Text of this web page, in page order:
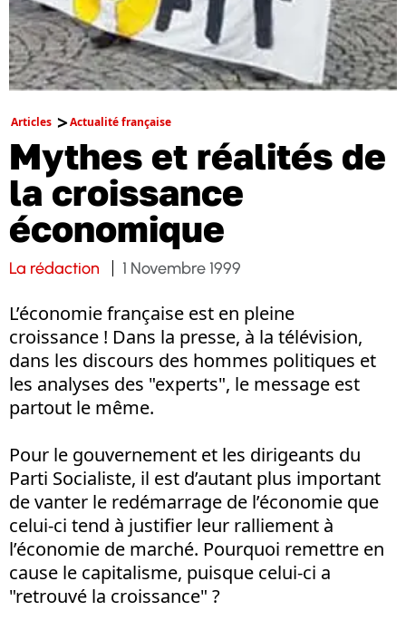
Articles Actualité française
Mythes et réalités de
la croissance
économique
La rédaction 1 Novembre 1999
L’économie française est en pleine
croissance ! Dans la presse, à la télévision,
dans les discours des hommes politiques et
les analyses des "experts", le message est
partout le même.
Pour le gouvernement et les dirigeants du
Parti Socialiste, il est d’autant plus important
de vanter le redémarrage de l’économie que
celui-ci tend à justifier leur ralliement à
l’économie de marché. Pourquoi remettre en
cause le capitalisme, puisque celui-ci a
"retrouvé la croissance" ?